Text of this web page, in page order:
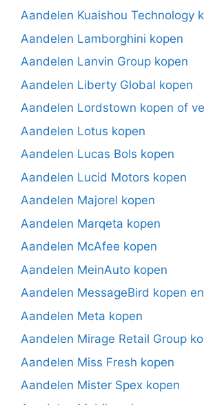
Aandelen Kuaishou Technology
Aandelen Lamborghini kopen
Aandelen Lanvin Group kopen
Aandelen Liberty Global kopen
Aandelen Lordstown kopen of
Aandelen Lotus kopen
Aandelen Lucas Bols kopen
Aandelen Lucid Motors kopen
Aandelen Majorel kopen
Aandelen Marqeta kopen
Aandelen McAfee kopen
Aandelen MeinAuto kopen
Aandelen MessageBird kopen
Aandelen Meta kopen
Aandelen Mirage Retail Group
Aandelen Miss Fresh kopen
Aandelen Mister Spex kopen